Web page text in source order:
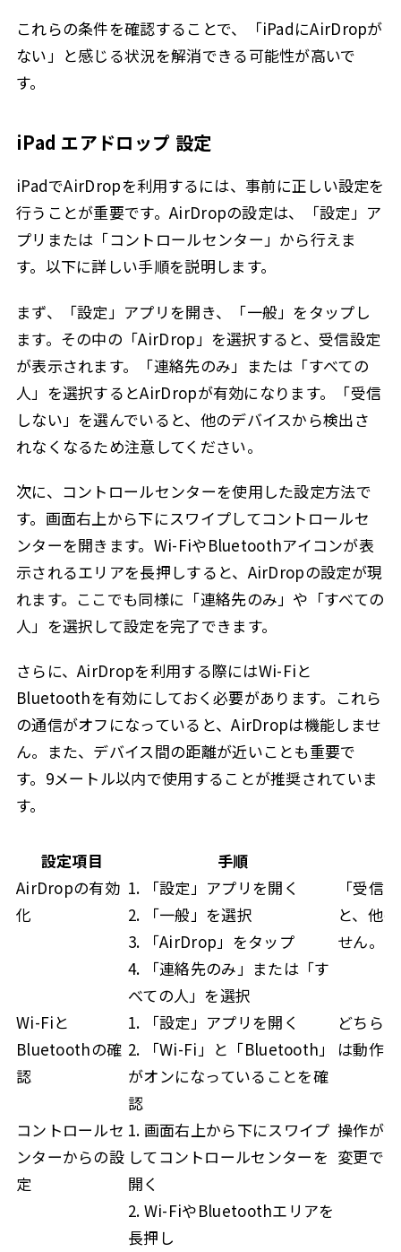
これらの条件を確認することで、「iPadにAirDropが
ない」と感じる状況を解消できる可能性が高いで
す。
iPad エアドロップ 設定
iPadでAirDropを利用するには、事前に正しい設定を
行うことが重要です。AirDropの設定は、「設定」ア
プリまたは「コントロールセンター」から行えま
す。以下に詳しい手順を説明します。
まず、「設定」アプリを開き、「一般」をタップし
ます。その中の「AirDrop」を選択すると、受信設定
が表示されます。「連絡先のみ」または「すべての
人」を選択するとAirDropが有効になります。「受信
しない」を選んでいると、他のデバイスから検出さ
れなくなるため注意してください。
次に、コントロールセンターを使用した設定方法で
す。画面右上から下にスワイプしてコントロールセ
ンターを開きます。Wi-FiやBluetoothアイコンが表
示されるエリアを長押しすると、AirDropの設定が現
れます。ここでも同様に「連絡先のみ」や「すべての
人」を選択して設定を完了できます。
さらに、AirDropを利用する際にはWi-Fiと
Bluetoothを有効にしておく必要があります。これら
の通信がオフになっていると、AirDropは機能しませ
ん。また、デバイス間の距離が近いことも重要で
す。9メートル以内で使用することが推奨されていま
す。
設定項目
手順
AirDropの有効
化
1. 「設定」アプリを開く
2. 「一般」を選択
3. 「AirDrop」をタップ
4. 「連絡先のみ」または「す
べての人」を選択
「受信
と、他
せん。
Wi-Fiと
Bluetoothの確
認
1. 「設定」アプリを開く
2. 「Wi-Fi」と「Bluetooth」
がオンになっていることを確
認
どちら
は動作
コントロールセ
ンターからの設
定
1. 画面右上から下にスワイプ
してコントロールセンターを
開く
2. Wi-FiやBluetoothエリアを
長押し
操作が
変更で